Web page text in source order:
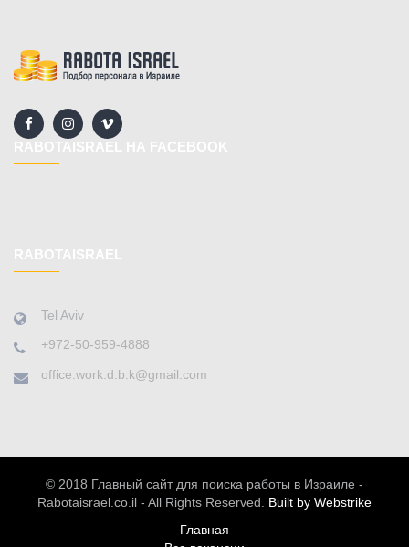
Tel Aviv
+972-50-959-4888
office.work.d.b.k@gmail.com
© 2018 Главный сайт для поиска работы в Израиле -
Rabotaisrael.co.il - All Rights Reserved. Built by Webstrike
Главная